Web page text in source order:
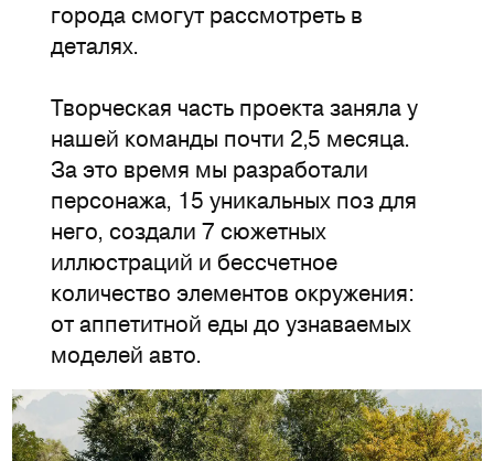
города смогут рассмотреть в
деталях.
Творческая часть проекта заняла у
нашей команды почти 2,5 месяца.
За это время мы разработали
персонажа, 15 уникальных поз для
него, создали 7 сюжетных
иллюстраций и бессчетное
количество элементов окружения:
от аппетитной еды до узнаваемых
моделей авто.